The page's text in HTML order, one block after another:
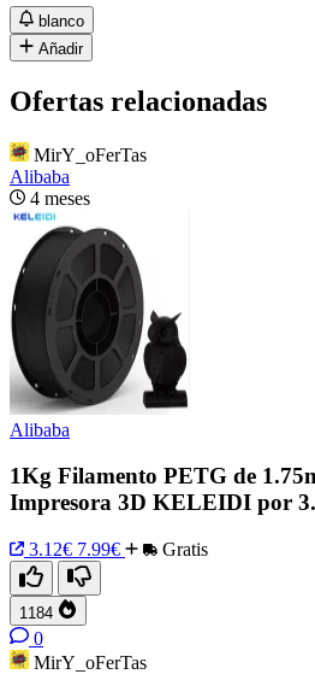
blanco
Añadir
Ofertas relacionadas
MirY_oFerTas
Alibaba
4 meses
Alibaba
1Kg Filamento PETG de
Impresora 3D KELEIDI por
3.12€ 7.99€ Gratis
1184
0
MirY_oFerTas